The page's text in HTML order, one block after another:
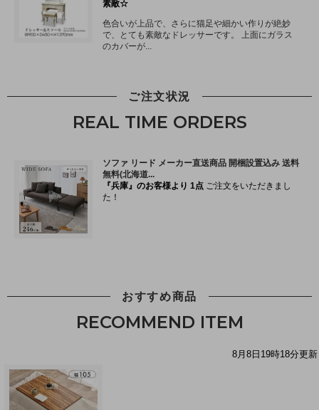
ご注文状況
REAL TIME ORDERS
おすすめ商品
RECOMMEND ITEM